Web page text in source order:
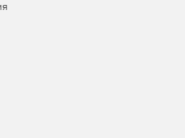
возможности
квоты на передачу данных,
режима аутентификации
систем,